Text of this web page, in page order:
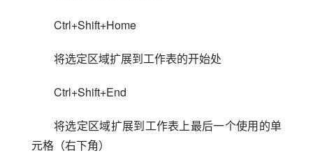
Ctrl+Shift+Home
将选定区域扩展到工作表的开始处
Ctrl+Shift+End
将选定区域扩展到工作表上最后一个使用的单
元格（右下角）